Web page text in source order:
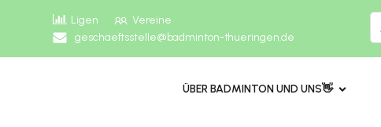
Ligen
Vereine
geschaeftsstelle@badminton-thueringen.de
ÜBER BADMINTON UND UNS👋